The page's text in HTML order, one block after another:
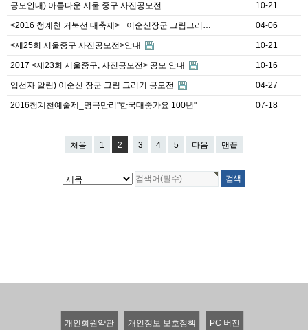
공모안내) 아름다운 서울 중구 사진공모전 10-21
<2016 청계천 거북선 대축제> _이순신장군 그림그리… 04-06
<제25회 서울중구 사진공모전>안내 10-21
2017 <제23회 서울중구, 사진공모전> 공모 안내 10-16
입선자 알림) 이순신 장군 그림 그리기 공모전 04-27
2016청계천예술제_명곡만리"한국대중가요 100년" 07-18
처음 1 2 3 4 5 다음 맨끝
개인회원약관 개인정보 보호정책 PC 버전